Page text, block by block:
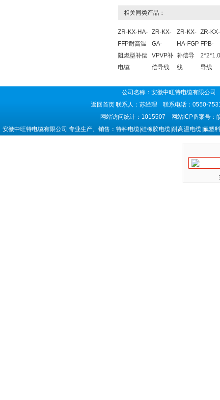
相关同类产品：
ZR-KX-HA-
FFP耐高温
阻燃型补偿
电缆
ZR-KX-
GA-
VPVP补
偿导线
ZR-KX-
HA-FGP
补偿导
线
ZR-
FPB-
导线
公司名称：安徽中旺特电缆有限公
返回首页 联系人：苏经理 联系电话：0550-
网站访问统计：1015507 网站ICP备案号：
安徽中旺特电缆有限公司 专业生产、销售：特种电缆|硅橡胶电缆|耐高温电缆|氟